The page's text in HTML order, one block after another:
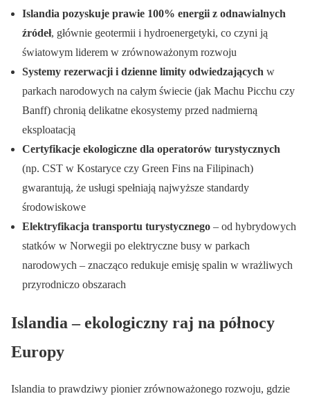
Islandia pozyskuje prawie 100% energii z odnawialnych
źródeł, głównie geotermii i hydroenergetyki, co czyni ją
światowym liderem w zrównoważonym rozwoju
Systemy rezerwacji i dzienne limity odwiedzających w
parkach narodowych na całym świecie (jak Machu Picchu czy
Banff) chronią delikatne ekosystemy przed nadmierną
eksploatacją
Certyfikacje ekologiczne dla operatorów turystycznych
(np. CST w Kostaryce czy Green Fins na Filipinach)
gwarantują, że usługi spełniają najwyższe standardy
środowiskowe
Elektryfikacja transportu turystycznego – od hybrydowych
statków w Norwegii po elektryczne busy w parkach
narodowych – znacząco redukuje emisję spalin w wrażliwych
przyrodniczo obszarach
Islandia – ekologiczny raj na północy
Europy
Islandia to prawdziwy pionier zrównoważonego rozwoju, gdzie